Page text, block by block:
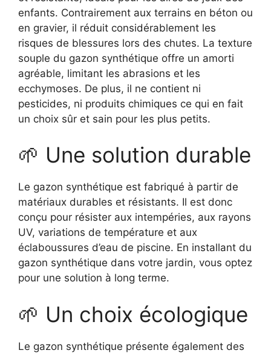
enfants. Contrairement aux terrains en béton ou
en gravier, il réduit considérablement les
risques de blessures lors des chutes. La texture
souple du gazon synthétique offre un amorti
agréable, limitant les abrasions et les
ecchymoses. De plus, il ne contient ni
pesticides, ni produits chimiques ce qui en fait
un choix sûr et sain pour les plus petits.
🌱 Une solution durable
Le gazon synthétique est fabriqué à partir de
matériaux durables et résistants. Il est donc
conçu pour résister aux intempéries, aux rayons
UV, variations de température et aux
éclaboussures d’eau de piscine. En installant du
gazon synthétique dans votre jardin, vous optez
pour une solution à long terme.
🌱 Un choix écologique
Le gazon synthétique présente également des